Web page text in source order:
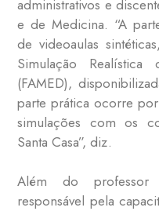
administrativos e
e de Medicina. “A
de videoaulas
Simulação
(FAMED),
parte prática ocorre
simulações com os
Santa Casa”, diz.
Além do
responsável pela